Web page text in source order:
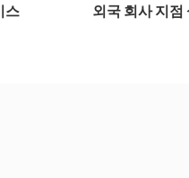
스 외국 회사 지점